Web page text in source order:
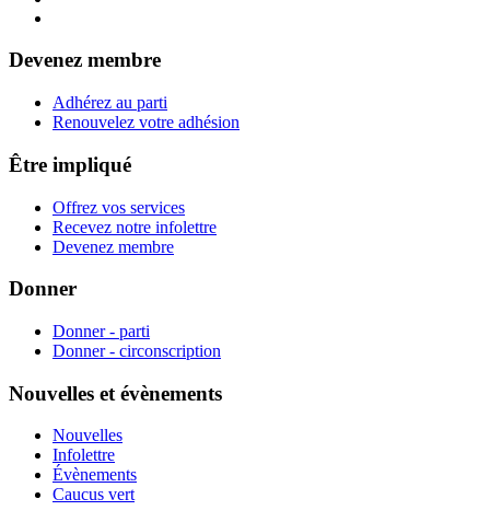
Devenez membre
Adhérez au parti
Renouvelez votre adhésion
Être impliqué
Offrez vos services
Recevez notre infolettre
Devenez membre
Donner
Donner - parti
Donner - circonscription
Nouvelles et évènements
Nouvelles
Infolettre
Évènements
Caucus vert